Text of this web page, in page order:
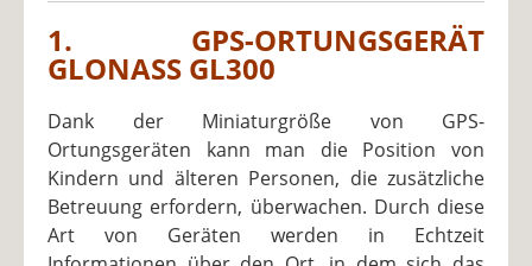
1. GPS-ORTUNGSGERÄT
GLONASS GL300
Dank der Miniaturgröße von GPS-
Ortungsgeräten kann man die Position von
Kindern und älteren Personen, die zusätzliche
Betreuung erfordern, überwachen. Durch diese
Art von Geräten werden in Echtzeit